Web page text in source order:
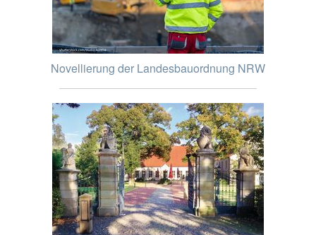
Novellierung der Landesbauordnung NRW